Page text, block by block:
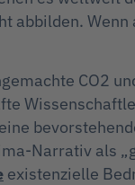
abbilden.
CO2
Narrativ als
existenzielle